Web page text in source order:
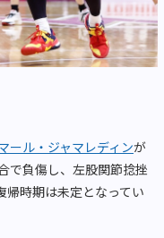
ール・ジャマレディンが
で負傷し、左股関節捻挫
帰時期は未定となってい